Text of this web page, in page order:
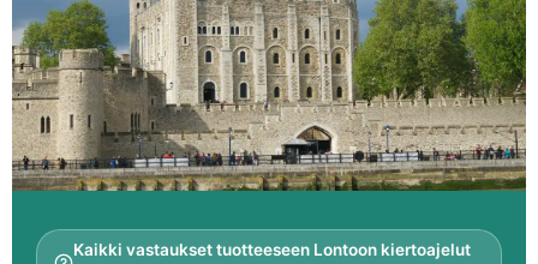
Kaikki vastaukset tuotteeseen Lontoon kiertoajelut